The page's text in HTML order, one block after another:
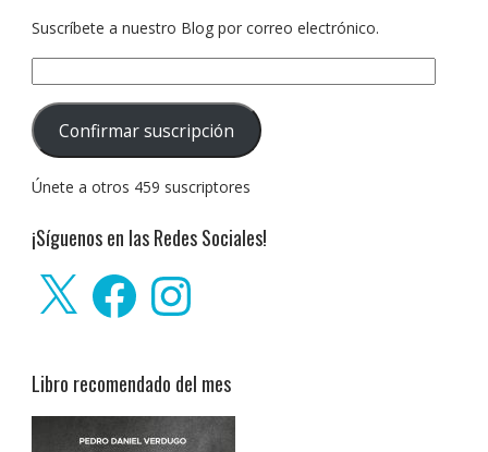
Suscríbete a nuestro Blog por correo electrónico.
correo
electrónico:
Confirmar suscripción
Únete a otros 459 suscriptores
¡Síguenos en las Redes Sociales!
FacebookInstagram
Libro recomendado del mes